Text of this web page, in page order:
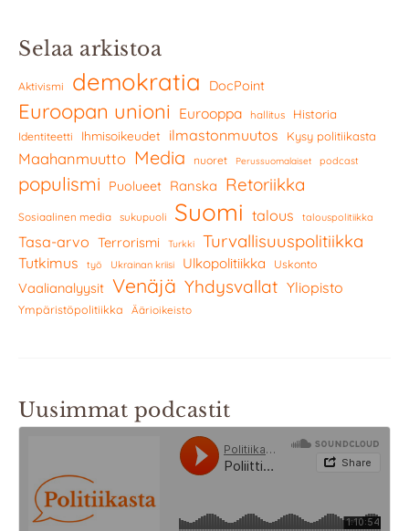
Selaa arkistoa
Aktivismi demokratia DocPoint
Euroopan unioni Eurooppa hallitus Historia
Identiteetti Ihmisoikeudet ilmastonmuutos Kysy politiikasta
Maahanmuutto Media nuoret Perussuomalaiset podcast
populismi Puolueet Ranska Retoriikka
Sosiaalinen media sukupuoli Suomi talous talouspolitiikka
Tasa-arvo Terrorismi Turkki Turvallisuuspolitiikka
Tutkimus työ Ukrainan kriisi Ulkopolitiikka Uskonto
Vaalianalyysit Venäjä Yhdysvallat Yliopisto
Ympäristöpolitiikka Äärioikeisto
Uusimmat podcastit